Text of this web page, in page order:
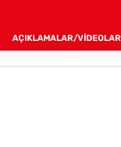
AÇIKLAMALAR/VİDEOLAR